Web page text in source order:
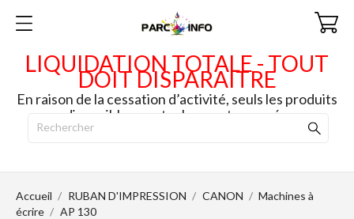
LIQUIDATION TOTALE - TOUT
DOIT DISPARAITRE
En raison de la cessation d’activité, seuls les produits
disponibles en stock seront envoyés.
Accueil RUBAN D'IMPRESSION CANON
Machines à
écrire
AP 130